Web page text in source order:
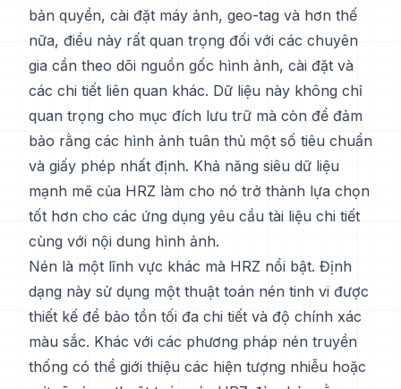
bản quyền, cài đặt máy ảnh, geo-tag và hơn thế
nữa, điều này rất quan trọng đối với các chuyên
gia cần theo dõi nguồn gốc hình ảnh, cài đặt và
các chi tiết liên quan khác. Dữ liệu này không chỉ
quan trọng cho mục đích lưu trữ mà còn để đảm
bảo rằng các hình ảnh tuân thủ một số tiêu chuẩn
và giấy phép nhất định. Khả năng siêu dữ liệu
mạnh mẽ của HRZ làm cho nó trở thành lựa chọn
tốt hơn cho các ứng dụng yêu cầu tài liệu chi tiết
cùng với nội dung hình ảnh.
Nén là một lĩnh vực khác mà HRZ nổi bật. Định
dạng này sử dụng một thuật toán nén tinh vi được
thiết kế để bảo tồn tối đa chi tiết và độ chính xác
màu sắc. Khác với các phương pháp nén truyền
thống có thể giới thiệu các hiện tượng nhiễu hoặc